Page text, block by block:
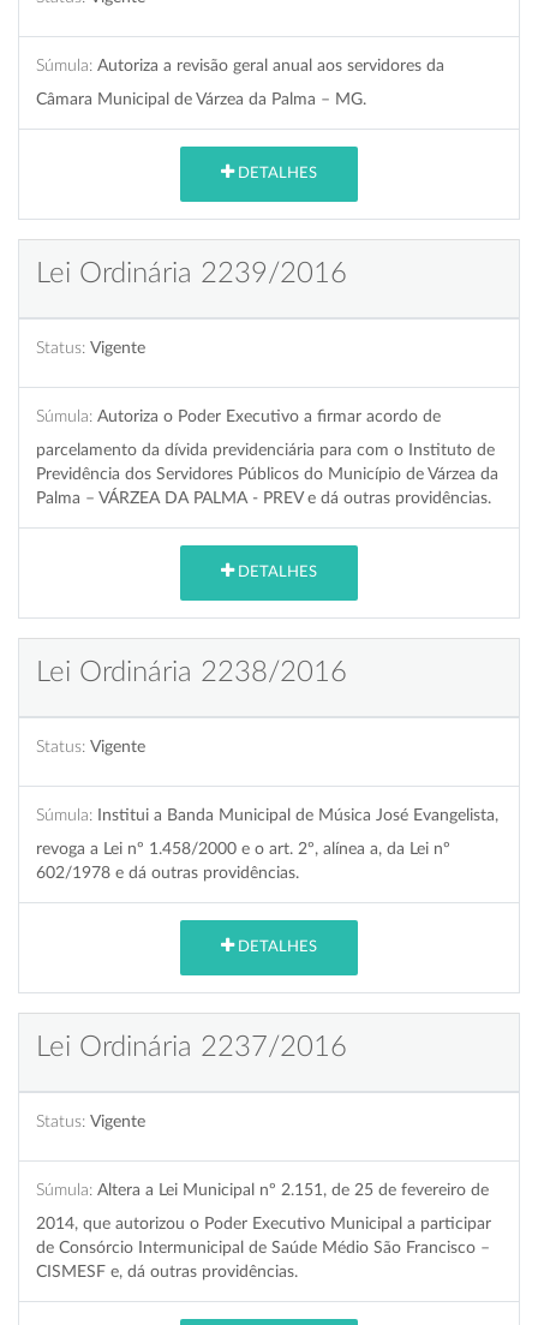
Súmula: Autoriza a revisão geral anual aos servidores da
Câmara Municipal de Várzea da Palma – MG.
DETALHES
Lei Ordinária 2239/2016
Status: Vigente
Súmula: Autoriza o Poder Executivo a firmar acordo de
parcelamento da dívida previdenciária para com o Instituto de
Previdência dos Servidores Públicos do Município de Várzea da
Palma – VÁRZEA DA PALMA - PREV e dá outras providências.
DETALHES
Lei Ordinária 2238/2016
Status: Vigente
Súmula: Institui a Banda Municipal de Música José Evangelista,
revoga a Lei nº 1.458/2000 e o art. 2º, alínea a, da Lei nº
602/1978 e dá outras providências.
DETALHES
Lei Ordinária 2237/2016
Status: Vigente
Súmula: Altera a Lei Municipal nº 2.151, de 25 de fevereiro de
2014, que autorizou o Poder Executivo Municipal a participar
de Consórcio Intermunicipal de Saúde Médio São Francisco –
CISMESF e, dá outras providências.